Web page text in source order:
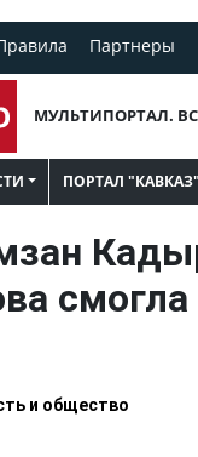
Партнеры
МУЛЬТИПОРТАЛ.
ПОРТАЛ "КАВКАЗ"
и общество